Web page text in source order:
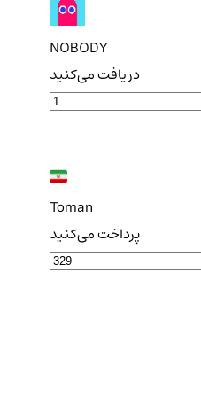
NOBODY
دریافت می‌کنید
Toman
پرداخت می‌کنید